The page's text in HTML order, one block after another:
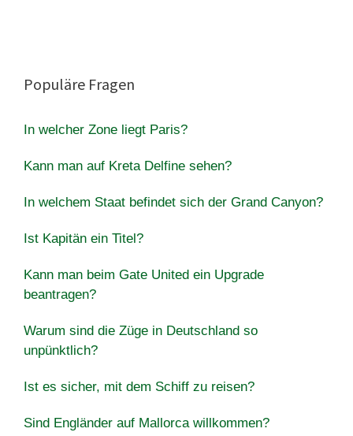
Populäre Fragen
In welcher Zone liegt Paris?
Kann man auf Kreta Delfine sehen?
In welchem Staat befindet sich der Grand Canyon?
Ist Kapitän ein Titel?
Kann man beim Gate United ein Upgrade
beantragen?
Warum sind die Züge in Deutschland so
unpünktlich?
Ist es sicher, mit dem Schiff zu reisen?
Sind Engländer auf Mallorca willkommen?